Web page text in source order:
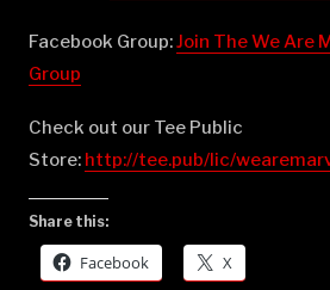
Facebook Group:⁠⁠⁠⁠⁠⁠⁠⁠⁠⁠⁠⁠⁠⁠⁠⁠⁠⁠⁠⁠⁠⁠⁠⁠⁠⁠⁠⁠⁠⁠⁠⁠⁠⁠⁠⁠⁠⁠⁠⁠⁠⁠⁠⁠⁠⁠⁠⁠⁠Join The We Are
Group⁠⁠⁠⁠⁠⁠⁠⁠⁠⁠⁠⁠⁠⁠⁠⁠⁠⁠⁠⁠⁠⁠⁠⁠⁠⁠⁠⁠⁠⁠⁠⁠⁠⁠⁠⁠⁠⁠⁠⁠⁠⁠⁠⁠⁠⁠⁠⁠⁠
Check out our Tee Public
Store: ⁠⁠⁠⁠⁠⁠⁠⁠⁠⁠⁠⁠⁠⁠⁠⁠⁠⁠⁠⁠⁠⁠⁠⁠⁠⁠⁠⁠⁠⁠⁠⁠⁠⁠⁠⁠⁠⁠⁠⁠⁠⁠⁠⁠⁠⁠⁠⁠⁠http://tee.pub/lic/
Share this:
Facebook X